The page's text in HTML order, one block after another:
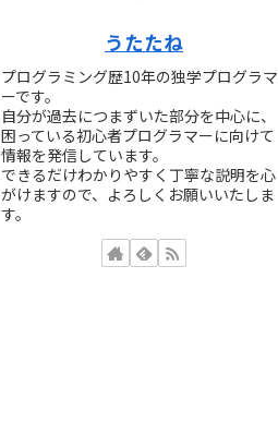
うたたね
プログラミング歴10年の独学プログラマ
ーです。
自分が過去につまずいた部分を中心に、
困っている初心者プログラマーに向けて
情報を発信しています。
できるだけわかりやすく丁寧な説明を心
がけますので、よろしくお願いいたしま
す。